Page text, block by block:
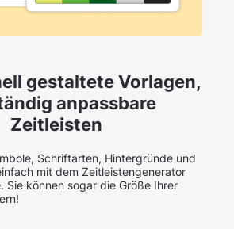
gestaltete Vorlagen,
anpassbare
Zeitleisten
Schriftarten, Hintergründe und
mit dem Zeitleistengenerator
Sie können sogar die Größe Ihrer